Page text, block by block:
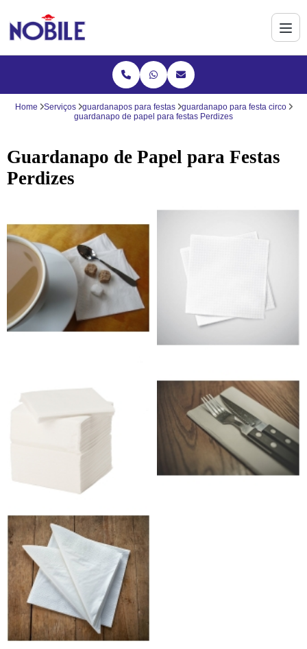
Home Serviços guardanapos para festas
guardanapo para festa circo
guardanapo de papel para festas Perdizes
Guardanapo de Papel para Festas
Perdizes